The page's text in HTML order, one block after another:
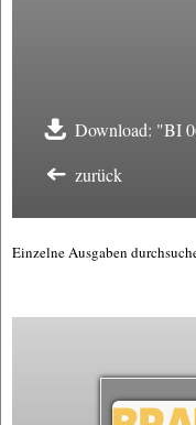
Download: "BI
zurück
Einzelne Ausgaben